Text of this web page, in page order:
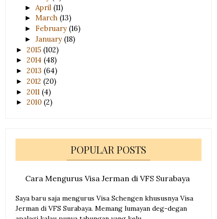
► April (11)
► March (13)
► February (16)
►January (18)
►2015 (102)
►2014 (48)
►2013 (64)
►2012 (20)
►2011 (4)
►2010 (2)
POPULAR POSTS
Cara Mengurus Visa Jerman di VFS Surabaya
Saya baru saja mengurus Visa Schengen khususnya Visa
Jerman di VFS Surabaya. Memang lumayan deg-degan